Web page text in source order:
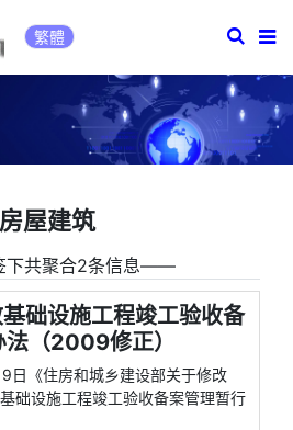
繁體
房屋建筑
共聚合2条信息――
础设施工程竣工验收备
（2009修正）
日《住房和城乡建设部关于修改
础设施工程竣工验收备案管理暂行